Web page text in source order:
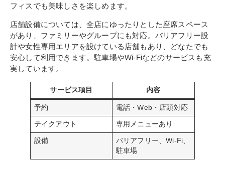
フィスでも美味しさを楽しめます。
店舗設備については、全店にゆったりとした座席スペース
があり、ファミリーやグループにも対応。バリアフリー設
計や女性専用エリアを設けている店舗もあり、どなたでも
安心して利用できます。駐車場やWi-Fiなどのサービスも充
実しています。
サービス項目 内容
予約 電話・Web・店頭対応
テイクアウト 専用メニューあり
設備
バリアフリー、Wi-Fi、
駐車場